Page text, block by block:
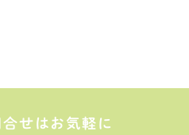
せはお気軽に